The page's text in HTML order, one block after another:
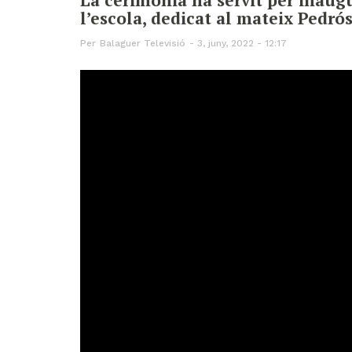
l’escola, dedicat al mateix Pedrós
Per Balaguer Televisió 3, juny, 2022 - 12:17